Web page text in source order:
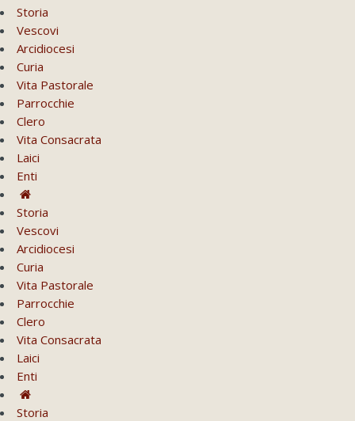
Storia
Vescovi
Arcidiocesi
Curia
Vita Pastorale
Parrocchie
Clero
Vita Consacrata
Laici
Enti
Storia
Vescovi
Arcidiocesi
Curia
Vita Pastorale
Parrocchie
Clero
Vita Consacrata
Laici
Enti
Storia